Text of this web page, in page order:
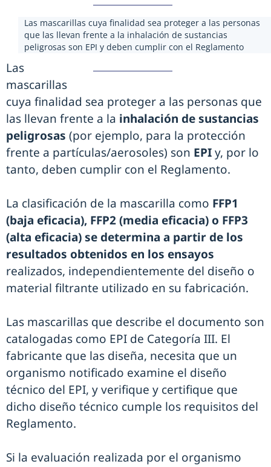
Las mascarillas cuya finalidad sea proteger a las personas
que las llevan frente a la inhalación de sustancias
peligrosas son EPI y deben cumplir con el Reglamento
Las
mascarillas
cuya finalidad sea proteger a las personas que
las llevan frente a la inhalación de sustancias
peligrosas (por ejemplo, para la protección
frente a partículas/aerosoles) son EPIy, por lo
tanto, deben cumplir con el Reglamento.
La clasificación de la mascarilla como FFP1
(baja eficacia), FFP2 (media eficacia) o FFP3
(alta eficacia) se determina a partir de los
resultados obtenidos en los ensayos
realizados, independientemente del diseño o
material filtrante utilizado en su fabricación.
Las mascarillas que describe el documento son
catalogadas como EPI de Categoría III. El
fabricante que las diseña, necesita que un
organismo notificado examine el diseño
técnico del EPI, y verifique y certifique que
dicho diseño técnico cumple los requisitos del
Reglamento.
Si la evaluación realizada por el organismo